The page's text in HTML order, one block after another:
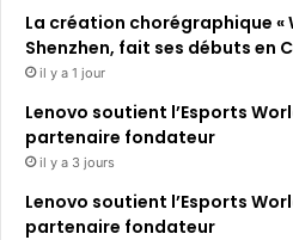
La création chorégraphique «
Shenzhen, fait ses débuts en
il y a 1 jour
Lenovo soutient l’Esports
partenaire fondateur
il y a 3 jours
Lenovo soutient l’Esports
partenaire fondateur